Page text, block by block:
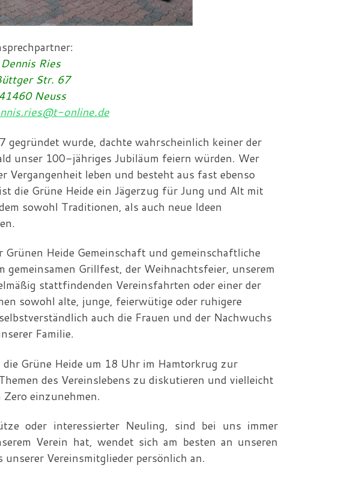
Dennis Ries
Str. 67
41460 Neuss
online.de
gegründet wurde, dachte wahrscheinlich keiner der
unser 100-jähriges Jubiläum feiern würden. Wer
Vergangenheit leben und besteht aus fast ebenso
die Grüne Heide ein Jägerzug für Jung und Alt mit
sowohl Traditionen, als auch neue Ideen
Heide Gemeinschaft und gemeinschaftliche
gemeinsamen Grillfest, der Weihnachtsfeier, unserem
stattfindenden Vereinsfahrten oder einer der
sowohl alte, junge, feierwütige oder ruhigere
auch die Frauen und der Nachwuchs
Familie.
Grüne Heide um 18 Uhr im Hamtorkrug zur
des Vereinslebens zu diskutieren und vielleicht
einzunehmen.
oder interessierter Neuling, sind bei uns immer
Verein hat, wendet sich am besten an unseren
Vereinsmitglieder persönlich an.